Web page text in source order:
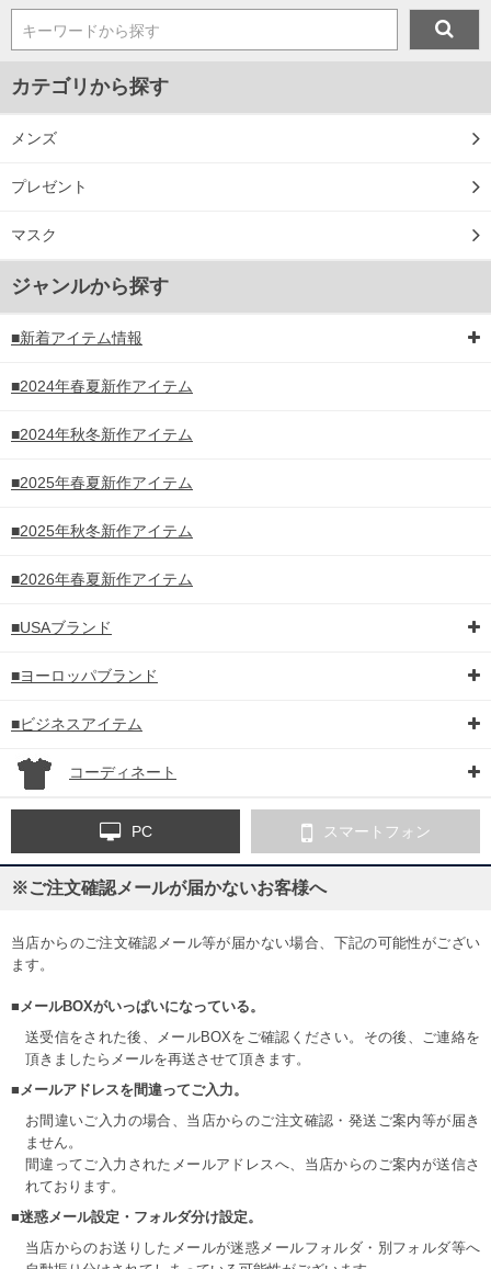
DETAIL
キーワードから探す
カテゴリから探す
メンズ
プレゼント
マスク
ジャンルから探す
■新着アイテム情報
■2024年春夏新作アイテム
■2024年秋冬新作アイテム
■2025年春夏新作アイテム
■2025年秋冬新作アイテム
■2026年春夏新作アイテム
■USAブランド
■ヨーロッパブランド
■ビジネスアイテム
コーディネート
PC スマートフォン
※ご注文確認メールが届かないお客様へ
当店からのご注文確認メール等が届かない場合、下記の可能性がござい
ます。
■メールBOXがいっぱいになっている。
送受信をされた後、メールBOXをご確認ください。その後、ご連絡を
頂きましたらメールを再送させて頂きます。
■メールアドレスを間違ってご入力。
お間違いご入力の場合、当店からのご注文確認・発送ご案内等が届き
ません。
間違ってご入力されたメールアドレスへ、当店からのご案内が送信さ
れております。
■迷惑メール設定・フォルダ分け設定。
当店からのお送りしたメールが迷惑メールフォルダ・別フォルダ等へ